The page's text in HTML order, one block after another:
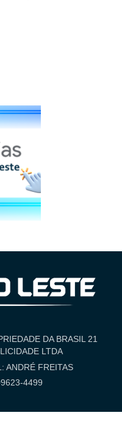
DA BRASIL 21
LTDA
ANDRÉ FREITAS
4499